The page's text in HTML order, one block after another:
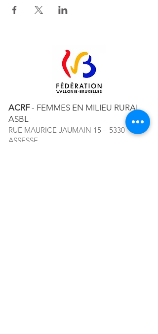
ACRF- FEMMES EN MILIEU RURAL
ASBL
RUE MAURICE JAUMAIN 15 – 5330
ASSESSE